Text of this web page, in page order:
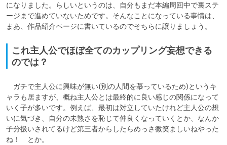
になりました。らしいというのは、自分もまだ本編周回中で裏ステ
ージまで進めていないためです。そんなことになっている事情は、
まあ、作品紹介ページに書いているのでそちらに譲りましょう。
これ主人公でほぼ全てのカップリング妄想できる
のでは？
ガチで主人公に興味が無い(別の人間を慕っているため)というキ
ャラも居ますが、概ね主人公とは最終的に良い感じの関係になって
いく子が多いです。例えば、最初は対立していたけれど主人公の想
いに気づき、自分の未熟さを恥じて仲良くなっていくとか、なんか
子分扱いされてるけど第三者からしたらめっさ微笑ましいねやった
ね！　とか。